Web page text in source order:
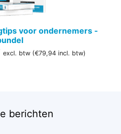
voor ondernemers -
Huidige
excl. btw (€79,94incl. btw)
berichten